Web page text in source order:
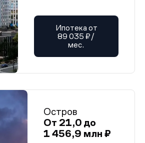
Ипотека от
89 035 ₽/
мес.
Остров
От 21,0 до
1 456,9 млн ₽